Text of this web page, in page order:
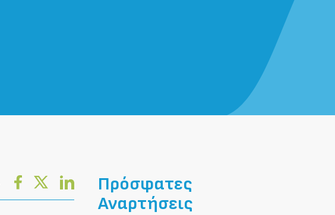
Πρόσφατες
Αναρτήσεις